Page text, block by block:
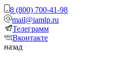
8 (800) 700-41-98
mail@iamlp.ru
Телеграмм
Вконтакте
назад